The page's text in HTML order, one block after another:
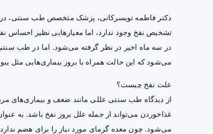
دکتر فاطمه تویسرکانی، پزشک متخصص طب سنتی، در
تشخیص نفخ وجود ندارد، اما معیارهایی نظیر احساس
در سه ماه اخیر در نظر گرفته می‌شود. اما در طب
می‌شود که این حالت همراه با بروز بیماری‌هایی مثل
علت نفخ چیست؟
از دیدگاه طب سنتی عللی مانند ضعف و بیماری‌های
غذاخوردن می‌تواند از جمله علل بروز نفخ باشد. به‌
می‌شود. چون معده گرمای مورد نیاز را برای هضم